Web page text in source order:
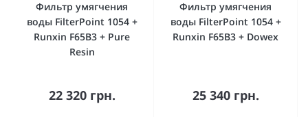
Фильтр умягчения
воды FilterPoint 1054 +
Runxin F65B3 + Pure
Resin
22 320 грн.
Фильтр умягчения
воды FilterPoint 1054 +
Runxin F65B3 + Dowex
25 340 грн.